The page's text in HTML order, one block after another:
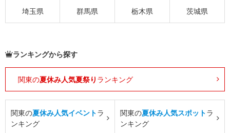
埼玉県 群馬県 栃木県 茨城県
ランキングから探す
関東の夏休み人気夏祭り ランキング
関東の夏休み人気イベントラ
ンキング
関東の夏休み人気スポットラ
ンキング